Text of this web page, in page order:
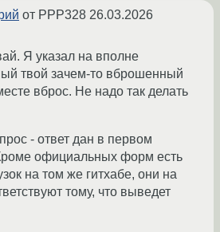
от PPP328 26.03.2026
Я указал на вполне
твой зачем-то вброшенный
вброс. Не надо так делать
- ответ дан в первом
официальных форм есть
на том же гитхабе, они на
тому, что выведет